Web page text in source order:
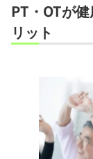
PT・OTが
リット